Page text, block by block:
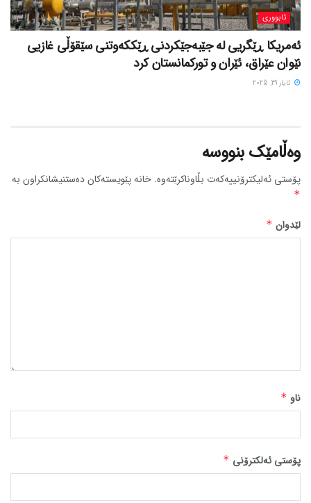
ئابووری
ئەمریکا ڕێگریی لە جێبەجێکردنی ڕێککەوتنی سێقۆڵی غازیی
نێوان عێراق، ئێران و تورکمانستان کرد
ئایار 31, 2025
وەڵامێک بنووسە
پۆستی ئەلیکترۆنییەکەت بڵاوناکرێتەوە. خانە پێویستەکان دەستنیشانکراون بە
*
لێدوان *
ناو *
پۆستی ئەلکترۆنی *